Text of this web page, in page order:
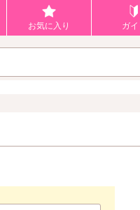
お気に入り ガイ